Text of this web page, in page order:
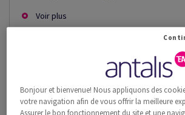
Voir plus
Bonjour et bienvenue! Nous appliquons des
votre navigation afin de vous offrir la meilleure
Assurer le bon fonctionnement du site et une